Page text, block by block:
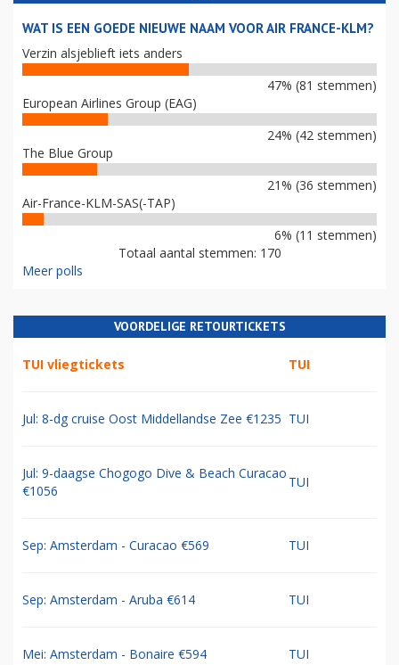
WAT IS EEN GOEDE NIEUWE NAAM VOOR AIR FRANCE-KLM?
Verzin alsjeblieft iets anders
47% (81 stemmen)
European Airlines Group (EAG)
24% (42 stemmen)
The Blue Group
21% (36 stemmen)
Air-France-KLM-SAS(-TAP)
6% (11 stemmen)
Totaal aantal stemmen: 170
Meer polls
VOORDELIGE RETOURTICKETS
TUI vliegtickets TUI
Jul: 8-dg cruise Oost Middellandse Zee €1235 TUI
Jul: 9-daagse Chogogo Dive & Beach Curacao
€1056
TUI
Sep: Amsterdam - Curacao €569 TUI
Sep: Amsterdam - Aruba €614 TUI
Mei: Amsterdam - Bonaire €594 TUI